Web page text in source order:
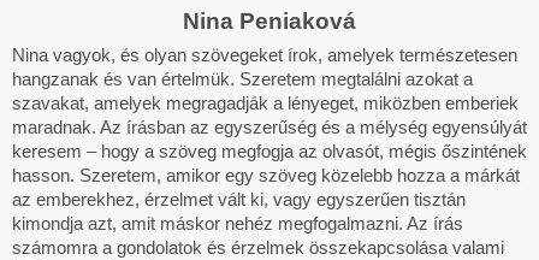
Nina Peniaková
Nina vagyok, és olyan szövegeket írok, amelyek természetesen
hangzanak és van értelmük. Szeretem megtalálni azokat a
szavakat, amelyek megragadják a lényeget, miközben emberiek
maradnak. Az írásban az egyszerűség és a mélység egyensúlyát
keresem – hogy a szöveg megfogja az olvasót, mégis őszintének
hasson. Szeretem, amikor egy szöveg közelebb hozza a márkát
az emberekhez, érzelmet vált ki, vagy egyszerűen tisztán
kimondja azt, amit máskor nehéz megfogalmazni. Az írás
számomra a gondolatok és érzelmek összekapcsolása valami